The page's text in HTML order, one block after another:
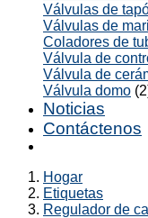
Válvulas de
Válvulas de
Coladores de
Válvula de
Válvula de
Válvula domo
Noticias
Contáctenos
Hogar
Etiquetas
Regulador de